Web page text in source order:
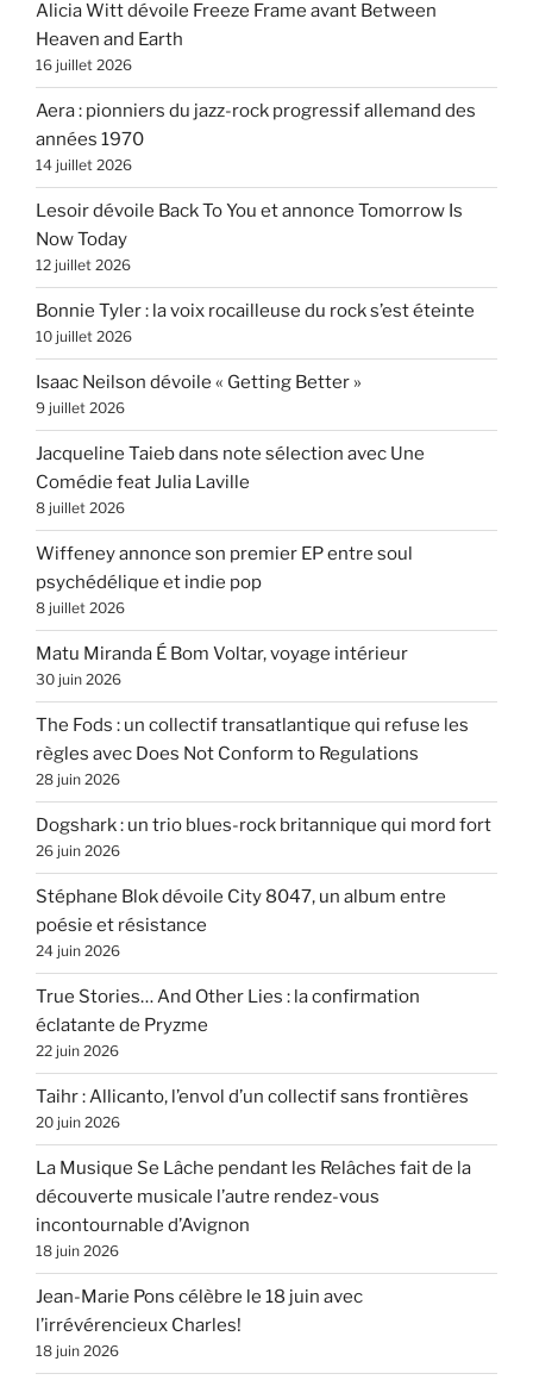
Alicia Witt dévoile Freeze Frame avant Between
Heaven and Earth
16 juillet 2026
Aera : pionniers du jazz-rock progressif allemand des
années 1970
14 juillet 2026
Lesoir dévoile Back To You et annonce Tomorrow Is
Now Today
12 juillet 2026
Bonnie Tyler : la voix rocailleuse du rock s’est éteinte
10 juillet 2026
Isaac Neilson dévoile « Getting Better »
9 juillet 2026
Jacqueline Taieb dans note sélection avec Une
Comédie feat Julia Laville
8 juillet 2026
Wiffeney annonce son premier EP entre soul
psychédélique et indie pop
8 juillet 2026
Matu Miranda É Bom Voltar, voyage intérieur
30 juin 2026
The Fods : un collectif transatlantique qui refuse les
règles avec Does Not Conform to Regulations
28 juin 2026
Dogshark : un trio blues-rock britannique qui mord fort
26 juin 2026
Stéphane Blok dévoile City 8047, un album entre
poésie et résistance
24 juin 2026
True Stories… And Other Lies : la confirmation
éclatante de Pryzme
22 juin 2026
Taihr : Allicanto, l’envol d’un collectif sans frontières
20 juin 2026
La Musique Se Lâche pendant les Relâches fait de la
découverte musicale l’autre rendez-vous
incontournable d’Avignon
18 juin 2026
Jean-Marie Pons célèbre le 18 juin avec
l’irrévérencieux Charles!
18 juin 2026